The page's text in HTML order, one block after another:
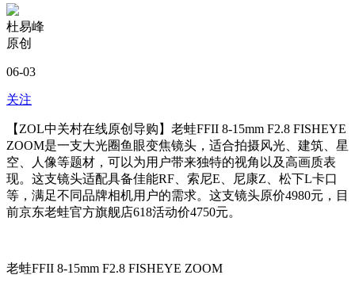
杜易峰
原创
06-03
关注
【ZOL中关村在线原创导购】老蛙FFII 8-15mm F2.8 FISHEYE
ZOOM是一支大光圈鱼眼变焦镜头，适合拍摄风光、建筑、星
空、人像等题材，可以为用户带来独特的视角以及高画质表
现。这支镜头适配具备佳能RF、索尼E、尼康Z、松下L卡口
等，满足不同品牌相机用户的需求。这支镜头原价4980元，目
前京东老蛙官方旗舰店618活动价4750元。
老蛙FFII 8-15mm F2.8 FISHEYE ZOOM